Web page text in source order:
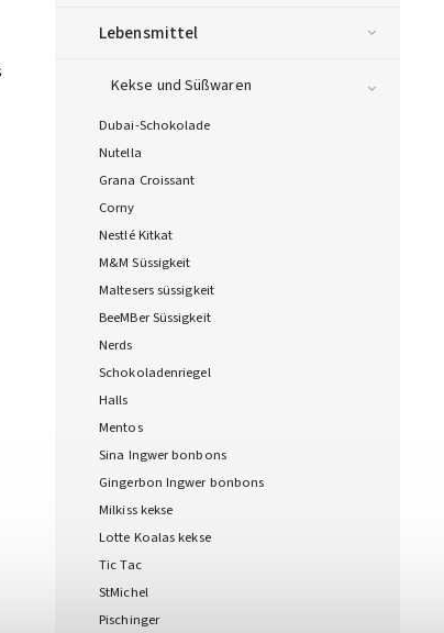
Lebensmittel
Kekse und Süßwaren
Dubai-Schokolade
Nutella
Grana Croissant
Corny
Nestlé Kitkat
M&M Süssigkeit
Maltesers süssigkeit
BeeMBer Süssigkeit
Nerds
Schokoladenriegel
Halls
Mentos
Sina Ingwer bonbons
Gingerbon Ingwer bonbons
Milkiss kekse
Lotte Koalas kekse
Tic Tac
StMichel
Pischinger